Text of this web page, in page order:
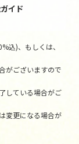
イド
込)、もしくは、
がございますので
している場合がご
変更になる場合が